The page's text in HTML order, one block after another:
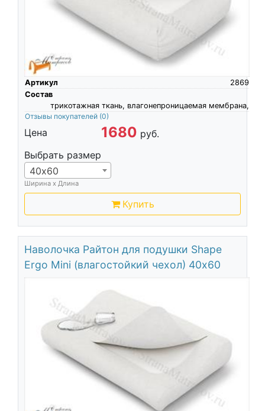
Артикул
2869
Состав
трикотажная ткань, влагонепроницаемая мембрана,
Отзывы покупателей (0)
Цена 1680 руб.
Выбрать размер
40х60
Ширина х Длина
Купить
Наволочка Райтон для подушки Shape
Ergo Mini (влагостойкий чехол) 40х60